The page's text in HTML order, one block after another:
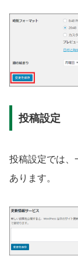
投稿設定
投稿設定では、
あります。